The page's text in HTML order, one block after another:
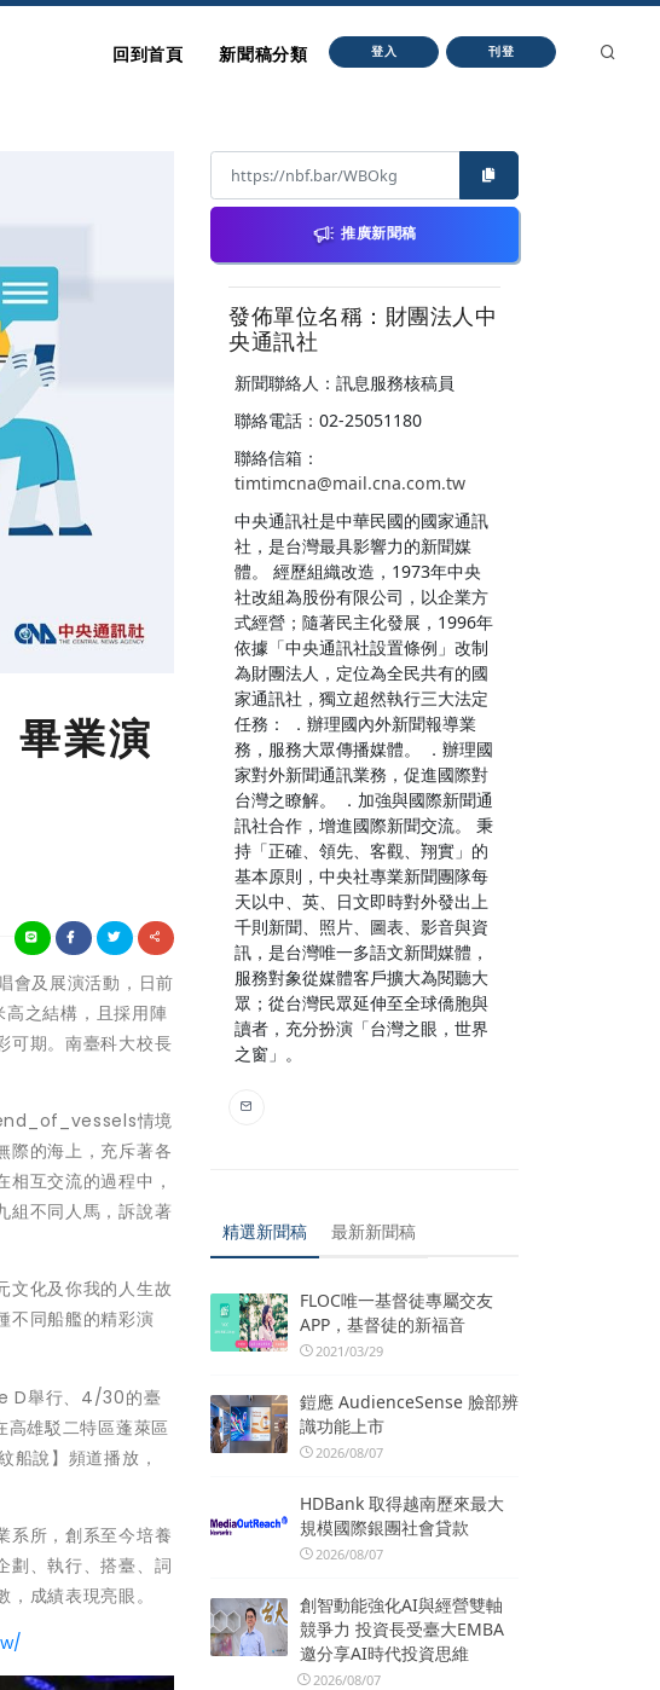
回到首頁 新聞稿分類 登入 刊登
畢業演
會及展演活動，日前
之結構，且採用陣
可期。南臺科大校長
情境
際的海上，充斥著各
互交流的過程中，
組不同人馬，訴說著
文化及你我的人生故
不同船艦的精彩演
D舉行、4/30的臺
雄駁二特區蓬萊區
說】頻道播放，
系所，創系至今培養
劃、執行、搭臺、詞
成績表現亮眼。
推廣新聞稿
發佈單位名稱：財團法人中
央通訊社
新聞聯絡人：訊息服務核稿員
聯絡電話：02-25051180
聯絡信箱：
timtimcna@mail.cna.com.tw
中央通訊社是中華民國的國家通訊
社，是台灣最具影響力的新聞媒
體。 經歷組織改造，1973年中央
社改組為股份有限公司，以企業方
式經營；隨著民主化發展，1996年
依據「中央通訊社設置條例」改制
為財團法人，定位為全民共有的國
家通訊社，獨立超然執行三大法定
任務： ．辦理國內外新聞報導業
務，服務大眾傳播媒體。 ．辦理國
家對外新聞通訊業務，促進國際對
台灣之瞭解。 ．加強與國際新聞通
訊社合作，增進國際新聞交流。 秉
持「正確、領先、客觀、翔實」的
基本原則，中央社專業新聞團隊每
天以中、英、日文即時對外發出上
千則新聞、照片、圖表、影音與資
訊，是台灣唯一多語文新聞媒體，
服務對象從媒體客戶擴大為閱聽大
眾；從台灣民眾延伸至全球僑胞與
讀者，充分扮演「台灣之眼，世界
之窗」。
精選新聞稿 最新新聞稿
FLOC唯一基督徒專屬交友
APP，基督徒的新福音
2021/03/29
鎧應 AudienceSense 臉部辨
識功能上市
2026/08/07
HDBank 取得越南歷來最大
規模國際銀團社會貸款
2026/08/07
創智動能強化AI與經營雙軸
競爭力 投資長受臺大EMBA
邀分享AI時代投資思維
2026/08/07